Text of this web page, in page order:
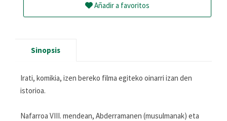
Añadir a favoritos
Sinopsis
Irati, komikia, izen bereko filma egiteko oinarri izan den
istorioa.
Nafarroa VIII. mendean, Abderramanen (musulmanak) eta